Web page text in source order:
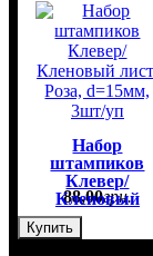
Набор
штампиков
Клевер/
Кленовый
лист/Роза,
d=15мм, 3шт/
88,00грн.
Купить